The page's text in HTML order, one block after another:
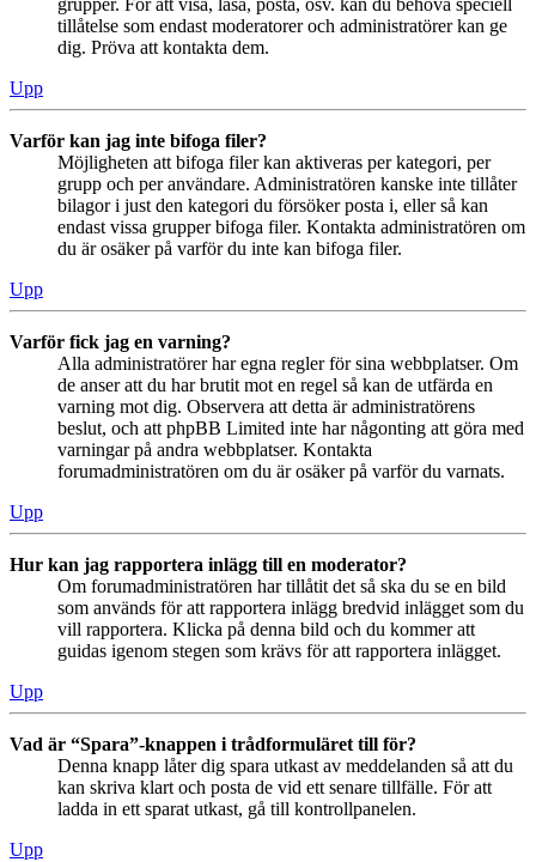
grupper. För att visa, läsa, posta, osv. kan du behöva speciell
tillåtelse som endast moderatorer och administratörer kan ge
dig. Pröva att kontakta dem.
Upp
Varför kan jag inte bifoga filer?
Möjligheten att bifoga filer kan aktiveras per kategori, per
grupp och per användare. Administratören kanske inte tillåter
bilagor i just den kategori du försöker posta i, eller så kan
endast vissa grupper bifoga filer. Kontakta administratören om
du är osäker på varför du inte kan bifoga filer.
Upp
Varför fick jag en varning?
Alla administratörer har egna regler för sina webbplatser. Om
de anser att du har brutit mot en regel så kan de utfärda en
varning mot dig. Observera att detta är administratörens
beslut, och att phpBB Limited inte har någonting att göra med
varningar på andra webbplatser. Kontakta
forumadministratören om du är osäker på varför du varnats.
Upp
Hur kan jag rapportera inlägg till en moderator?
Om forumadministratören har tillåtit det så ska du se en bild
som används för att rapportera inlägg bredvid inlägget som du
vill rapportera. Klicka på denna bild och du kommer att
guidas igenom stegen som krävs för att rapportera inlägget.
Upp
Vad är “Spara”-knappen i trådformuläret till för?
Denna knapp låter dig spara utkast av meddelanden så att du
kan skriva klart och posta de vid ett senare tillfälle. För att
ladda in ett sparat utkast, gå till kontrollpanelen.
Upp